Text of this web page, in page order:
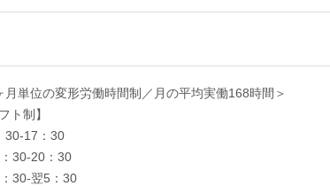
月単位の変形労働時間制／月の平均実働168時間＞
ト制】
30-17：30
30-20：30
30-翌5：30